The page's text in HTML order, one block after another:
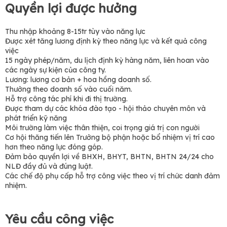
Quyền lợi được hưởng
Thu nhập khoảng 8-15tr tùy vào năng lực
Được xét tăng lương định kỳ theo năng lực và kết quả công
việc
15 ngày phép/năm, du lịch định kỳ hàng năm, liên hoan vào
các ngày sự kiện của công ty.
Lương: lương cơ bản + hoa hồng doanh số.
Thưởng theo doanh số vào cuối năm.
Hỗ trợ công tác phí khi đi thị trường.
Được tham dự các khóa đào tạo - hội thảo chuyên môn và
phát triển kỹ năng
Môi trường làm việc thân thiện, coi trọng giá trị con người
Cơ hội thăng tiến lên Trưởng bộ phận hoặc bổ nhiệm vị trí cao
hơn theo năng lực đóng góp.
Đảm bảo quyền lợi về BHXH, BHYT, BHTN, BHTN 24/24 cho
NLĐ đầy đủ và đúng luật.
Các chế độ phụ cấp hỗ trợ công việc theo vị trí chức danh đảm
nhiệm.
Yêu cầu công việc